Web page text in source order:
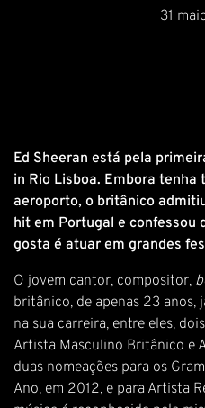
31
Ed Sheeran está pela
in Rio Lisboa. Embora tenha
aeroporto, o britânico
hit em Portugal e confessou
gosta é atuar em grandes
O jovem cantor, compositor,
britânico, de apenas 23
na sua carreira, entre eles,
Artista Masculino Britânico e
duas nomeações para os
Ano, em 2012, e para Artista